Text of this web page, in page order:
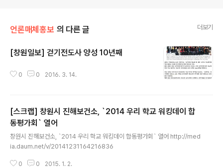
언론매체홍보 의 다른 글 더보기
[창원일보] 걷기전도사 양성 10년째
0 0 2016. 3. 14.
[스크랩] 창원시 진해보건소, `2014 우리 학교 워킹데이 합
동평가회` 열어
창원시 진해보건소, `2014 우리 학교 워킹데이 합동평가회` 열어 http://med
ia.daum.net/v/20141231164216836
0 0 2015. 1. 2.